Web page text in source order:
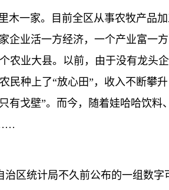
一家。目前全区从事农牧产品
企业活一方经济，一个产业富一
农业大县。以前，由于没有龙头
民种上了“放心田”，收入不断攀
有戈壁”。而今，随着娃哈哈饮
区统计局不久前公布的一组数字